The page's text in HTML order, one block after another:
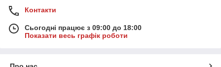
Контакти
Сьогодні працює з 09:00 до 18:00
Показати весь графік роботи